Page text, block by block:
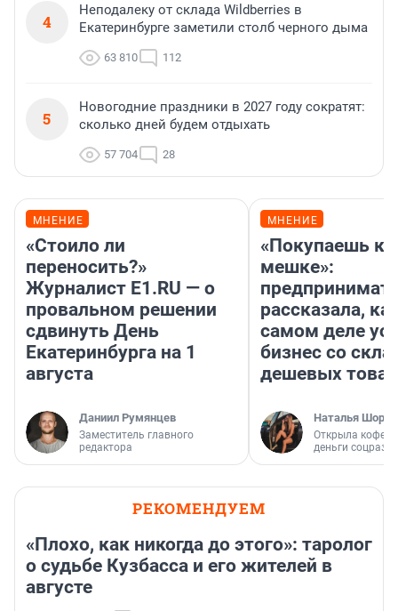
4
Неподалеку от склада Wildberries в
Екатеринбурге заметили столб черного дыма
63 810 112
5
Новогодние праздники в 2027 году сократят:
сколько дней будем отдыхать
57 704 28
МНЕНИЕ
«Стоило ли
переносить?»
Журналист E1.RU — о
провальном решении
сдвинуть День
Екатеринбурга на 1
августа
Даниил Румянцев
Заместитель главного
редактора
МНЕНИЕ
«Покупаешь
мешке»:
рассказала,
самом деле
бизнес со
дешевых
Наталья
Открыла
деньги
РЕКОМЕНДУЕМ
«Плохо, как никогда до этого»: таролог
о судьбе Кузбасса и его жителей в
августе